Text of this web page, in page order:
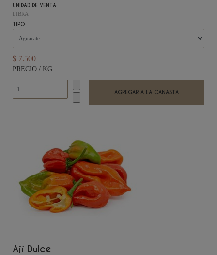
UNIDAD DE VENTA:
LIBRA
TIPO:
$ 7.500
PRECIO / KG:
Ají Dulce